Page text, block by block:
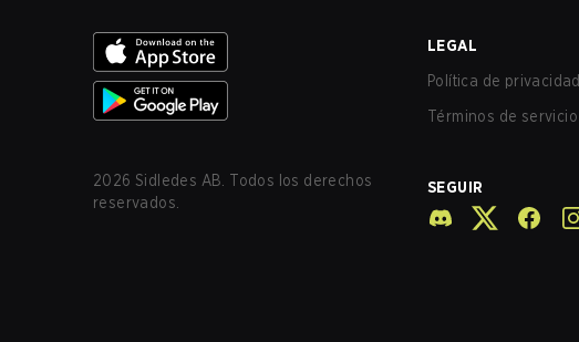
2026 Sidledes AB. Todos los derechos
reservados.
LEGAL
Política de privacidad
Términos de servicio
SEGUIR